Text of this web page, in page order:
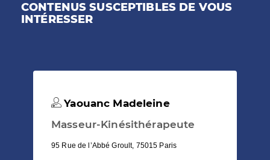
CONTENUS SUSCEPTIBLES DE VOUS
INTÉRESSER
Yaouanc Madeleine
Masseur-Kinésithérapeute
95 Rue de l’Abbé Groult, 75015 Paris